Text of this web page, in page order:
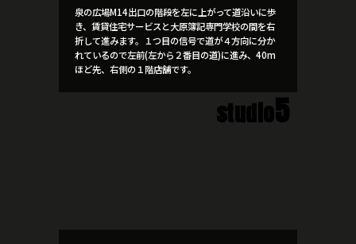
泉の広場M14出口の階段を左に上がって道沿いに歩
き、賃貸住宅サービスと大原簿記専門学校の間を右
折して進みます。１つ目の信号で道が４方向に分か
れているので左前(左から２番目の道)に進み、40m
ほど先、右側の１階店舗です。
studio5